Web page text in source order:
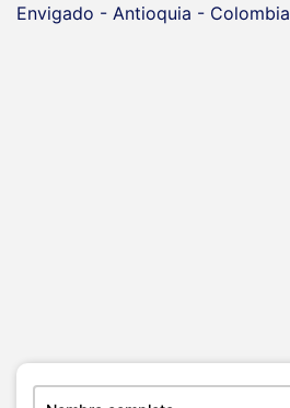
Envigado - Antioquia - Colombia